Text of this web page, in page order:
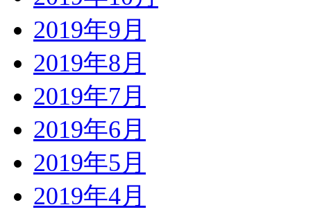
2019年9月
2019年8月
2019年7月
2019年6月
2019年5月
2019年4月